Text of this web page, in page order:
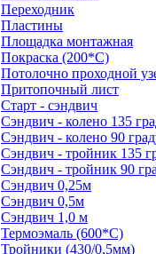
Переходник
Пластины
Площадка монтажная
Покраска (200*С)
Потолочно проходной
Притопочный лист
Старт - сэндвич
Сэндвич - колено 135
Сэндвич - колено 90
Сэндвич - тройник 135
Сэндвич - тройник 90
Сэндвич 0,25м
Сэндвич 0,5м
Сэндвич 1,0 м
Термоэмаль (600*С)
Тройники (430/0,5мм)